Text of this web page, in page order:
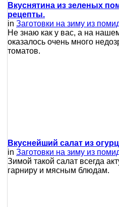
Вкуснятина из зеленых
рецепты.
in Заготовки на зиму из
Не знаю как у вас, а на
оказалось очень много
томатов.
Вкуснейший салат из
in Заготовки на зиму из
Зимой такой салат всегда
гарниру и мясным блюдам.